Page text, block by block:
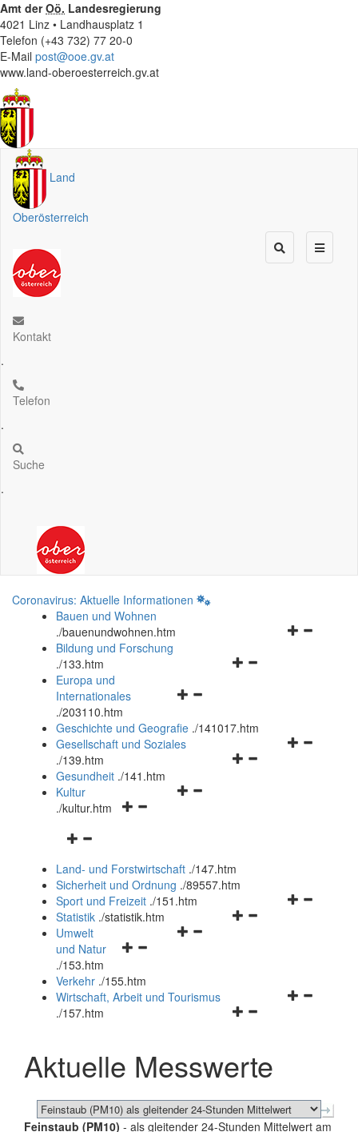
Amt derOö. Landesregierung
4021 Linz • Landhausplatz 1
Telefon (+43 732) 77 20-0
E-Mail post@ooe.gv.at
www.land-oberoesterreich.gv.at
Land
Oberösterreich
Kontakt
.
Telefon
.
Suche
.
Coronavirus: Aktuelle Informationen
Bauen und Wohnen
./bauenundwohnen.htm
Navigationsmenü
Bildung und Forschung
./133.htm
Navigationsmenü
und
schließen
Europa und
Internationales
./203110.htm
Geschichte und Geografie ./141017.htm
Navigationsmenü
Gesellschaft und Soziales
./139.htm
Navigationsmenü
Gesundheit ./141.htm
Navigationsmenü
Kultur
./kultur.htm
Navigationsmenü
und
schließen
Land- und Forstwirtschaft ./147.htm
Sicherheit und Ordnung ./89557.htm
Navigationsmenü
Sport und Freizeit ./151.htm
Navigationsmenü
Statistik ./statistik.htm
Navigationsmenü
und
schließen
Umwelt
und Natur
./153.htm
Verkehr ./155.htm
Navigationsmenü
schließen
Wirtschaft, Arbeit und Tourismus
./157.htm
Aktuelle Messwerte
Feinstaub (PM10) - als gleitender 24-Stunden Mittelwert am